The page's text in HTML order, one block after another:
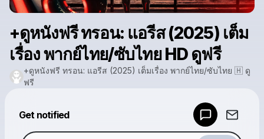
+ดูหนังฟรี ทรอน: แอรีส (2025) เต็ม
เรื่อง พากย์ไทย/ซับไทย HD ดูฟรี
+ดูหนังฟรี ทรอน: แอรีส (2025) เต็มเรื่อง พากย์ไทย/ซับไทย 🇭 ดู
ฟรี
Get notified